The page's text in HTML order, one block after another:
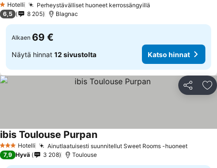
1 Tähtiluokitus
Hotelli Perheystävälliset huoneet kerrossängyillä
6,5 8 205 Blagnac
Alkaen 69 €
Näytä hinnat 12 sivustolta Katso hinnat
Jaa
3 Tähtiluokitus
Hotelli Ainutlaatuisesti suunnitellut Sweet Rooms -huoneet
ibis Toulouse Purpan
7,9 Hyvä 3 208 Toulouse